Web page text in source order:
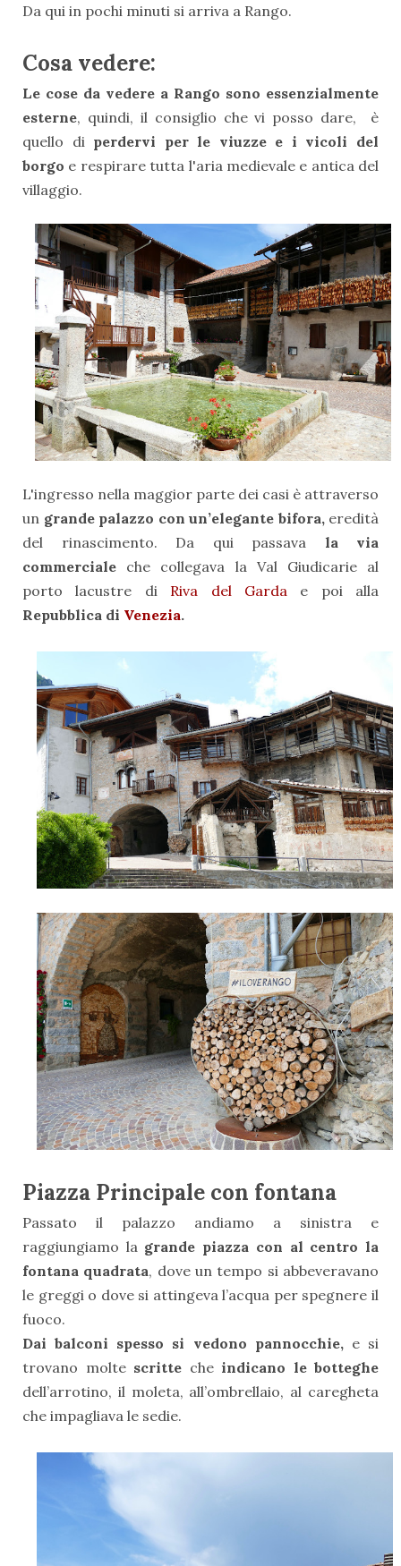
Da qui in pochi minuti si arriva a Rango.
Cosa vedere:
Le cose da vedere a Rango sono essenzialmente
esterne, quindi, il consiglio che vi posso dare, è
quello di perdervi per le viuzze e i vicoli del
borgo e respirare tutta l'aria medievale e antica del
villaggio.
L'ingresso nella maggior parte dei casi è attraverso
un grande palazzo con un’elegante bifora, eredità
del rinascimento. Da qui passava la via
commerciale che collegava la Val Giudicarie al
porto lacustre di Riva del Gardae poi alla
Repubblica di Venezia.
Piazza Principale con fontana
Passato il palazzo andiamo a sinistra e
raggiungiamo la grande piazza con al centro la
fontana quadrata, dove un tempo si abbeveravano
le greggi o dove si attingeva l’acqua per spegnere il
fuoco.
Dai balconi spesso si vedono pannocchie, e si
trovano molte scritte che indicano le botteghe
dell’arrotino, il moleta, all’ombrellaio, al caregheta
che impagliava le sedie.